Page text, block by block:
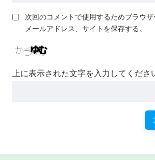
次回のコメントで使用するためブラウザ
メールアドレス、サイトを保存する。
上に表示された文字を入力してくださ